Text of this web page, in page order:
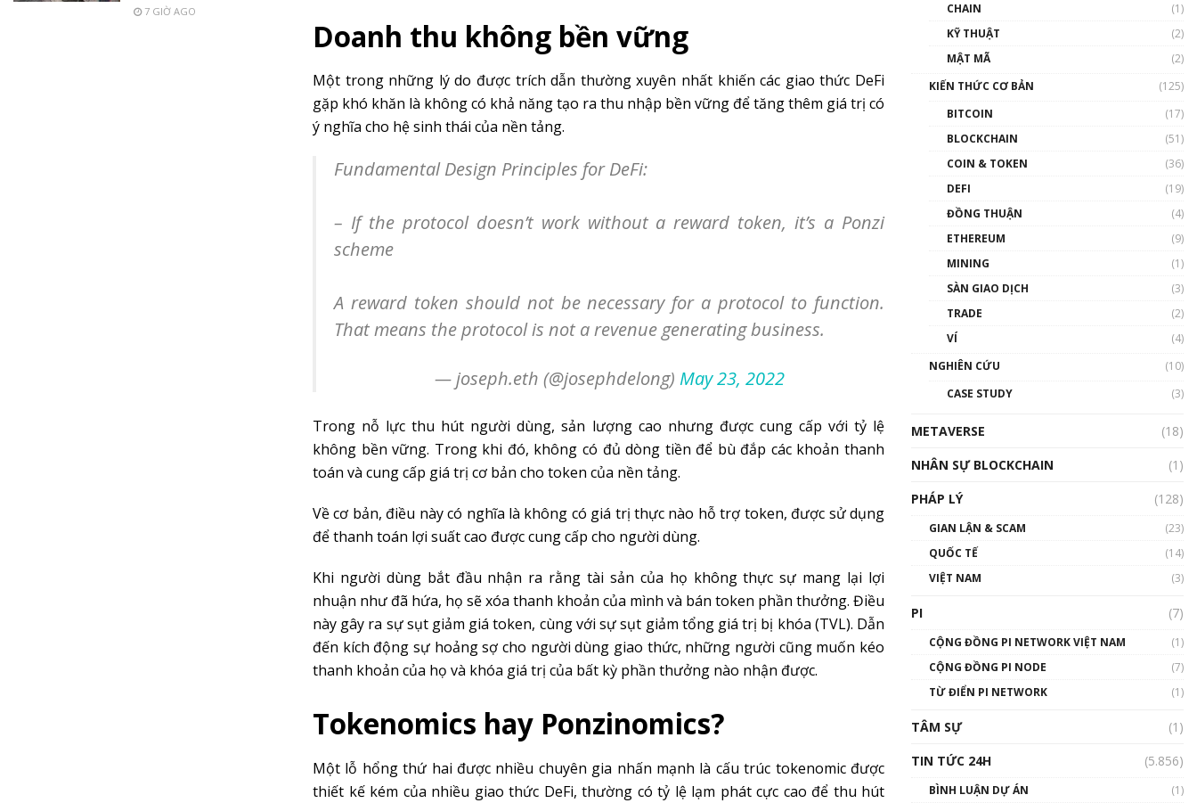
Doanh thu không bền vững
Một trong những lý do được trích dẫn thường xuyên nhất khiến các giao thức DeFi
gặp khó khăn là không có khả năng tạo ra thu nhập bền vững để tăng thêm giá trị có
ý nghĩa cho hệ sinh thái của nền tảng.
Fundamental Design Principles for DeFi:
– If the protocol doesn’t work without a reward token, it’s a Ponzi
scheme
A reward token should not be necessary for a protocol to function.
That means the protocol is not a revenue generating business.
— joseph.eth (@josephdelong) May 23, 2022
Trong nỗ lực thu hút người dùng, sản lượng cao nhưng được cung cấp với tỷ lệ
không bền vững. Trong khi đó, không có đủ dòng tiền để bù đắp các khoản thanh
toán và cung cấp giá trị cơ bản cho token của nền tảng.
Về cơ bản, điều này có nghĩa là không có giá trị thực nào hỗ trợ token, được sử dụng
để thanh toán lợi suất cao được cung cấp cho người dùng.
Khi người dùng bắt đầu nhận ra rằng tài sản của họ không thực sự mang lại lợi
nhuận như đã hứa, họ sẽ xóa thanh khoản của mình và bán token phần thưởng. Điều
này gây ra sự sụt giảm giá token, cùng với sự sụt giảm tổng giá trị bị khóa (TVL). Dẫn
đến kích động sự hoảng sợ cho người dùng giao thức, những người cũng muốn kéo
thanh khoản của họ và khóa giá trị của bất kỳ phần thưởng nào nhận được.
Tokenomics hay Ponzinomics?
Một lỗ hổng thứ hai được nhiều chuyên gia nhấn mạnh là cấu trúc tokenomic được
thiết kế kém của nhiều giao thức DeFi, thường có tỷ lệ lạm phát cực cao để thu hút
7 GIỜ AGO
Blockchain
Nhân sự tương lại ngành
Blockchain Việt Nam | Phổ
cập Blockchain
Blockchain đang được ứng
01:34:46
01:32:59
Talkshow17: Mùa đông
Crypto – Chiếc khăn gió ấm
01:49:30
CHAIN
(1)
KỸ THUẬT
(2)
MẬT MÃ
(2)
KIẾN THỨC CƠ BẢN
(125)
BITCOIN
(17)
BLOCKCHAIN
(51)
COIN & TOKEN
(36)
DEFI
(19)
ĐỒNG THUẬN
(4)
ETHEREUM
(9)
MINING
(1)
SÀN GIAO DỊCH
(3)
TRADE
(2)
VÍ
(4)
NGHIÊN CỨU
(10)
CASE STUDY
(3)
METAVERSE
(18)
NHÂN SỰ BLOCKCHAIN
(1)
PHÁP LÝ
(128)
GIAN LẬN & SCAM
(23)
QUỐC TẾ
(14)
VIỆT NAM
(3)
PI (7)
CỘNG ĐỒNG PI NETWORK VIỆT NAM
(1)
CỘNG ĐỒNG PI NODE
(7)
TỪ ĐIỂN PI NETWORK
(1)
TÂM SỰ
(1)
TIN TỨC 24H
(5.856)
BÌNH LUẬN DỰ ÁN
(1)